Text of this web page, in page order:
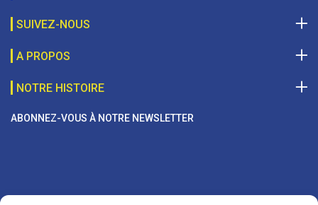
SUIVEZ-NOUS
A PROPOS
NOTRE HISTOIRE
ABONNEZ-VOUS À NOTRE NEWSLETTER